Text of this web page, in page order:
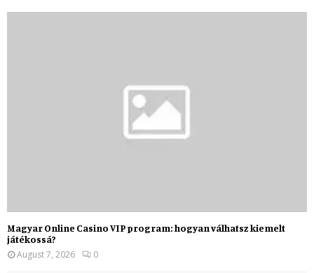
Magyar Online Casino VIP program: hogyan válhatsz kiemelt
játékossá?
August 7, 2026
0